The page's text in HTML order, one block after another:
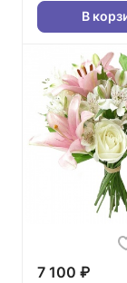
В
7 100 ₽